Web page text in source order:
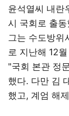
윤석열씨 내란
시 국회로 출
그는 수도방위
로 지난해 12
"국회 본관 정
했다. 다만 김
했고, 계엄 해